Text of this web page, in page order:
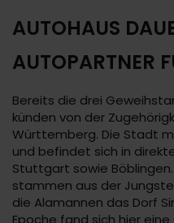
AUTOHAUS
AUTOPARTNER
Bereits die drei
künden von der
Württemberg. Die Stadt
und befindet sich in
Stuttgart sowie
stammen aus der
die Alamannen das Dorf
Epoche fand sich hier